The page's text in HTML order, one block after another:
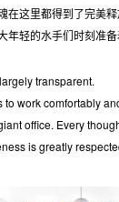
这里都得到了完美释
年轻的水手们时刻准备
transparent.
work comfortably
office. Every
is greatly